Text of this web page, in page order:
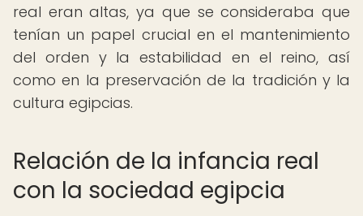
real eran altas, ya que se consideraba que
tenían un papel crucial en el mantenimiento
del orden y la estabilidad en el reino, así
como en la preservación de la tradición y la
cultura egipcias.
Relación de la infancia real
con la sociedad egipcia